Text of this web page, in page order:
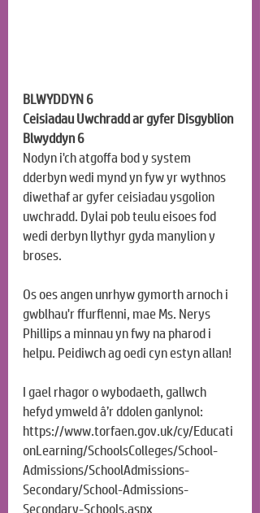
BLWYDDYN 6
Ceisiadau Uwchradd ar gyfer Disgyblion
Blwyddyn 6
Nodyn i'ch atgoffa bod y system
dderbyn wedi mynd yn fyw yr wythnos
diwethaf ar gyfer ceisiadau ysgolion
uwchradd. Dylai pob teulu eisoes fod
wedi derbyn llythyr gyda manylion y
broses.
Os oes angen unrhyw gymorth arnoch i
gwblhau'r ffurflenni, mae Ms. Nerys
Phillips a minnau yn fwy na pharod i
helpu. Peidiwch ag oedi cyn estyn allan!
I gael rhagor o wybodaeth, gallwch
hefyd ymweld â’r ddolen ganlynol:
https://www.torfaen.gov.uk/cy/Educati
onLearning/SchoolsColleges/School-
Admissions/SchoolAdmissions-
Secondary/School-Admissions-
Secondary-Schools.aspx